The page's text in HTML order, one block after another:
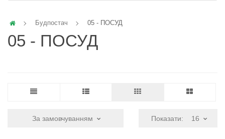
Будпостач 05 - ПОСУД
05 - ПОСУД
За замовчуванням Показати: 16